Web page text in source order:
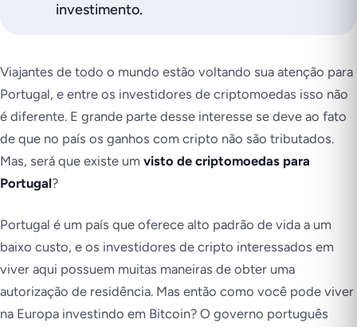
investimento.
Viajantes de todo o mundo estão voltando sua atenção para
Portugal, e entre os investidores de criptomoedas isso não
é diferente. E grande parte desse interesse se deve ao fato
de que no país os ganhos com cripto não são tributados.
Mas, será que existe um visto de criptomoedas para
Portugal?
Portugal é um país que oferece alto padrão de vida a um
baixo custo, e os investidores de cripto interessados em
viver aqui possuem muitas maneiras de obter uma
autorização de residência. Mas então como você pode viver
na Europa investindo em Bitcoin? O governo português